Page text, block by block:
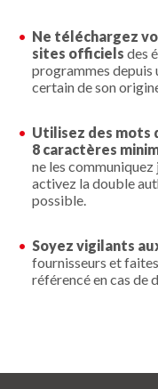
Ne téléchargez
sites officiels des
programmes depuis
certain de son
Utilisez des mots
8 caractères
ne les communiquez
activez la double
possible.
Soyez vigilants
fournisseurs et
référencé en cas de